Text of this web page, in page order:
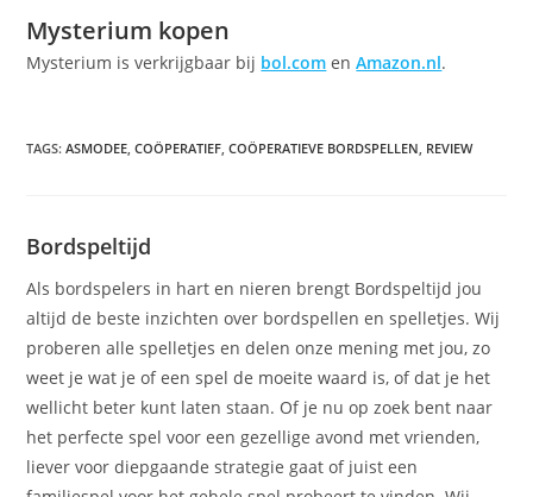
Mysterium kopen
Mysterium is verkrijgbaar bij bol.com enAmazon.nl.
TAGS:ASMODEE, COÖPERATIEF, COÖPERATIEVE BORDSPELLEN, REVIEW
Bordspeltijd
Als bordspelers in hart en nieren brengt Bordspeltijd jou
altijd de beste inzichten over bordspellen en spelletjes. Wij
proberen alle spelletjes en delen onze mening met jou, zo
weet je wat je of een spel de moeite waard is, of dat je het
wellicht beter kunt laten staan. Of je nu op zoek bent naar
het perfecte spel voor een gezellige avond met vrienden,
liever voor diepgaande strategie gaat of juist een